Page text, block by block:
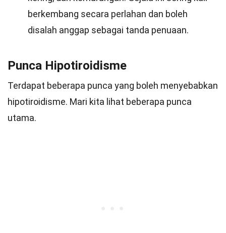
berkembang secara perlahan dan boleh
disalah anggap sebagai tanda penuaan.
Punca Hipotiroidisme
Terdapat beberapa punca yang boleh menyebabkan
hipotiroidisme. Mari kita lihat beberapa punca
utama.